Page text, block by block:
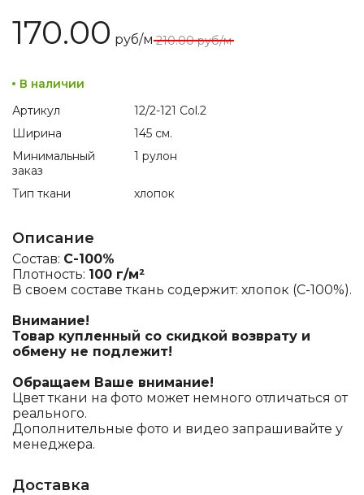
170.00 руб/м 210.00руб/м
В наличии
Артикул
12/2-121 Col.2
Ширина
145 см.
Минимальный
заказ
1 рулон
Тип ткани хлопок
Описание
Состав: C-100%
Плотность: 100 г/м²
В своем составе ткань содержит: хлопок (C-100%).
Внимание!
Товар купленный со скидкой возврату и
обмену не подлежит!
Обращаем Ваше внимание!
Цвет ткани на фото может немного отличаться от
реального.
Дополнительные фото и видео запрашивайте у
менеджера.
Доставка